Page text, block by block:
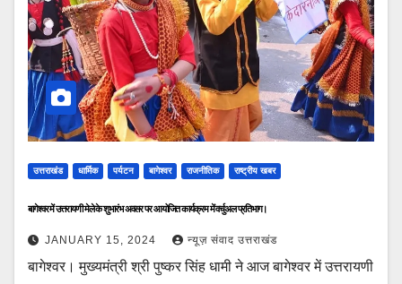
उत्तराखंड धार्मिक पर्यटन बागेश्वर राजनीतिक राष्ट्रीय खबर
बागेश्वर में उत्तरायणी मेले के शुभारंभ अवसर पर आयोजित कार्यक्रम में वर्चुअल प्रतिभाग।
JANUARY 15, 2024 न्यूज़ संवाद उत्तराखंड
बागेश्वर। मुख्यमंत्री श्री पुष्कर सिंह धामी ने आज बागेश्वर में उत्तरायणी